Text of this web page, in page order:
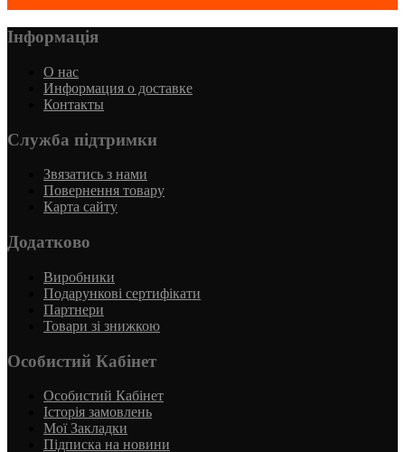
Інформація
О нас
Информация о доставке
Контакты
Служба підтримки
Звязатись з нами
Повернення товару
Карта сайту
Додатково
Виробники
Подарункові сертифікати
Партнери
Товари зі знижкою
Особистий Кабінет
Особистий Кабінет
Історія замовлень
Мої Закладки
Підписка на новини